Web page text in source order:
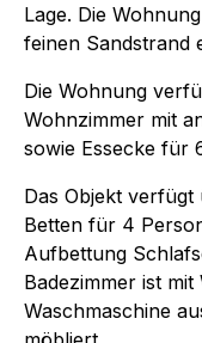
Lage. Die
feinen Sandstrand
Die Wohnung
Wohnzimmer mit
sowie Essecke für
Das Objekt
Betten für 4
Aufbettung
Badezimmer ist
Waschmaschine